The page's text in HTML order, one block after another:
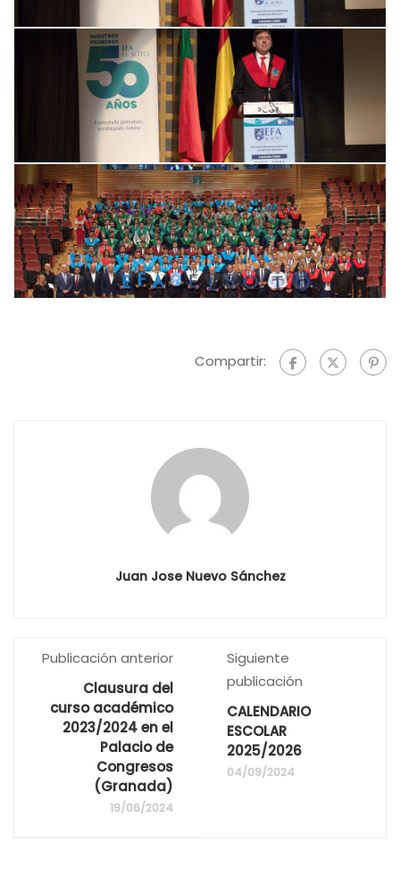
Compartir:
Juan Jose Nuevo Sánchez
Publicación anterior
Clausura del
curso académico
2023/2024 en el
Palacio de
Congresos
(Granada)
19/06/2024
Siguiente
publicación
CALENDARIO
ESCOLAR
2025/2026
04/09/2024